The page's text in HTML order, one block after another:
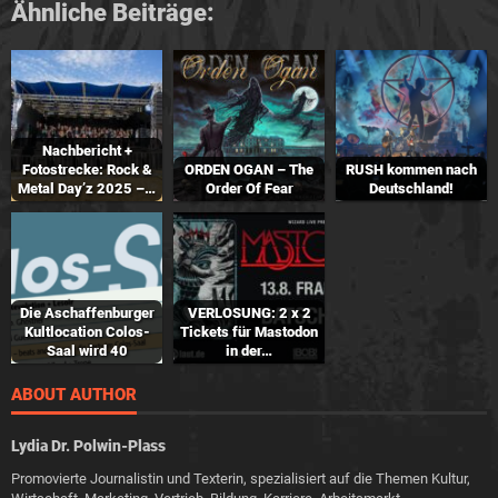
Ähnliche Beiträge:
Nachbericht +
Fotostrecke: Rock &
Metal Day’z 2025 –…
ORDEN OGAN – The
Order Of Fear
RUSH kommen nach
Deutschland!
Die Aschaffenburger
Kultlocation Colos-
Saal wird 40
VERLOSUNG: 2 x 2
Tickets für Mastodon
in der…
ABOUT AUTHOR
Lydia Dr. Polwin-Plass
Promovierte Journalistin und Texterin, spezialisiert auf die Themen Kultur,